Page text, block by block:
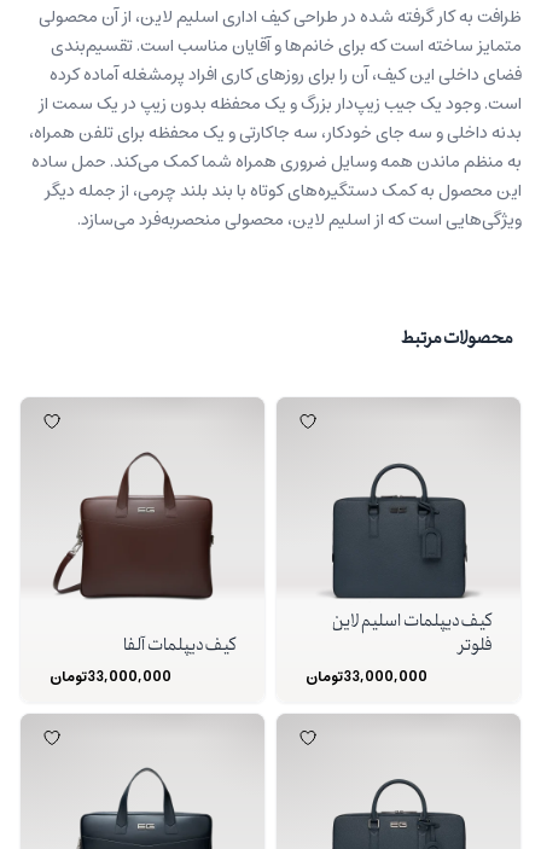
ظرافت به کار گرفته شده در طراحی کیف اداری اسلیم لاین، از آن محصولی
متمایز ساخته است که برای خانم‌ها و آقایان مناسب ‌است. تقسیم‌بندی
فضای داخلی این کیف، آن‌ را برای روزهای کاری افراد پرمشغله آماده کرده
است. وجود یک جیب زیپ‌دار بزرگ و یک محفظه بدون زیپ در یک سمت از
بدنه داخلی و سه جای خودکار، سه جاکارتی و یک محفظه برای تلفن همراه،
به‌ منظم ماندن همه وسایل ضروری همراه شما کمک می‌کند. حمل ساده
این محصول به کمک دستگیره‌های کوتاه با بند بلند چرمی، از جمله دیگر
ویژگی‌هایی است که از اسلیم لاین، محصولی منحصربه‌فرد می‌سازد.
محصولات مرتبط
کیف دیپلمات اسلیم لاین
فلوتر
33,000,000تومان
کیف دیپلمات آلفا
33,000,000تومان